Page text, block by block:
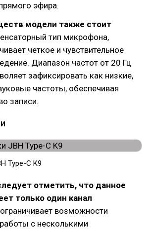
эфира.
модели также стоит
тип микрофона,
четкое и чувствительное
Диапазон частот от 20 Гц
зафиксировать как низкие,
частоты, обеспечивая
записи.
Type-C K9
отметить, что данное
только один канал
возможности
с несколькими